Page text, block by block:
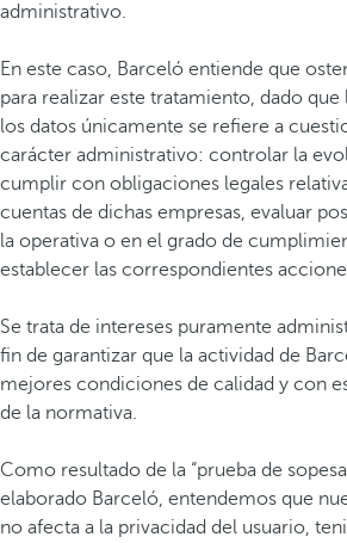
administrativo.
En este caso, Barceló entiende que
para realizar este tratamiento, dado que
los datos únicamente se refiere a
carácter administrativo: controlar la
cumplir con obligaciones legales
cuentas de dichas empresas, evaluar
la operativa o en el grado de
establecer las correspondientes
Se trata de intereses puramente
fin de garantizar que la actividad de
mejores condiciones de calidad y con
de la normativa.
Como resultado de la “prueba de
elaborado Barceló, entendemos que
no afecta a la privacidad del usuario,